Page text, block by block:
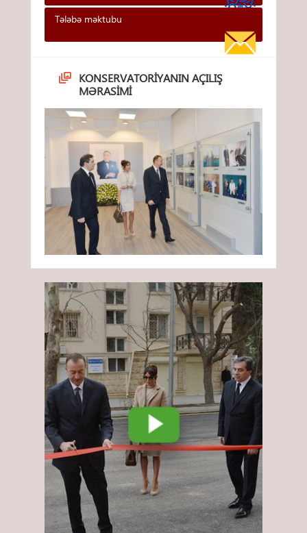
Tələbə məktubu
KONSERVATORIYANIN AÇILIŞ
MƏRASIMI